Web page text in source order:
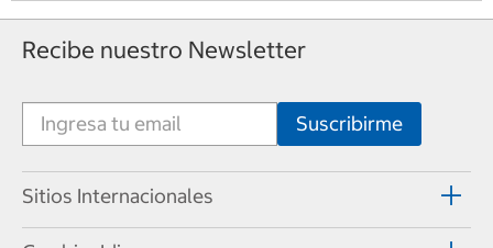
Recibe nuestro Newsletter
Sitios Internacionales